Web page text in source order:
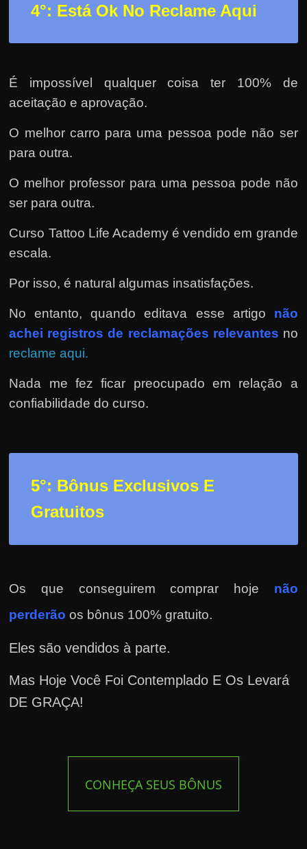
4°: Está Ok No Reclame Aqui
É impossível qualquer coisa ter 100% de
aceitação e aprovação.
O melhor carro para uma pessoa pode não ser
para outra.
O melhor professor para uma pessoa pode não
ser para outra.
Curso Tattoo Life Academy é vendido em grande
escala.
Por isso, é natural algumas insatisfações.
No entanto, quando editava esse artigo não
achei registros de reclamações relevantes no
reclame aqui.
Nada me fez ficar preocupado em relação a
confiabilidade do curso.
5°: Bônus Exclusivos E
Gratuitos
Os que conseguirem comprar hoje não
perderão os bônus 100% gratuito.
Eles são vendidos à parte.
Mas Hoje Você Foi Contemplado E Os Levará
DE GRAÇA!
CONHEÇA SEUS BÔNUS